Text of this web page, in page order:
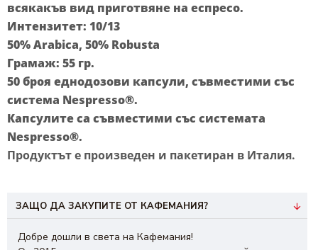
всякакъв вид приготвяне на еспресо.
Интензитет: 10/13
50% Arabica, 50% Robusta
Грамаж: 55 гр.
50 броя еднодозови капсули, съвместими със
система Nespresso®.
Капсулите са съвместими със системата
Nespresso®.
Продуктът е произведен и пакетиран в Италия.
ЗАЩО ДА ЗАКУПИТЕ ОТ КАФЕМАНИЯ?
Добре дошли в света на Кафемания!